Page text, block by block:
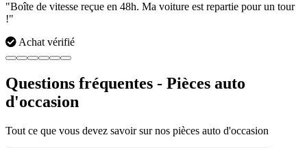
"Boîte de vitesse reçue en 48h. Ma voiture est repartie pour un tour
!"
Achat vérifié
Questions fréquentes - Pièces auto
d'occasion
Tout ce que vous devez savoir sur nos pièces auto d'occasion